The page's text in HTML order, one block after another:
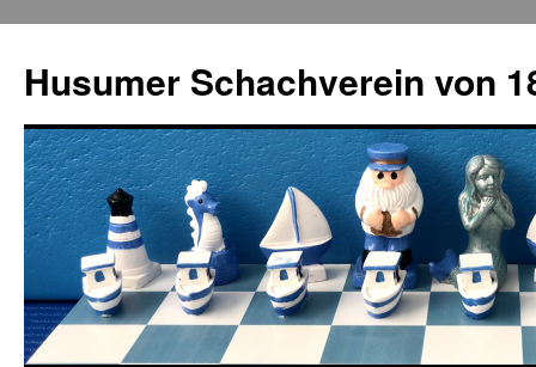
springen
Husumer Schachverein von